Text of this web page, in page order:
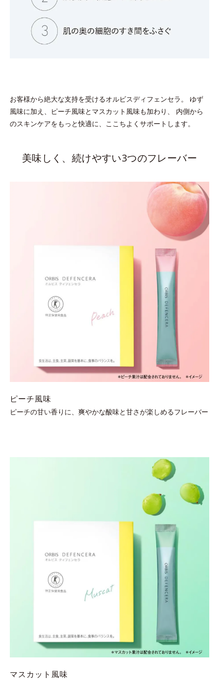
お客様から絶大な支持を受けるオルビスディフェンセラ。 ゆず
風味に加え、ピーチ風味とマスカット風味も加わり、 内側から
のスキンケアをもっと快適に、ここちよくサポートします。
美味しく、続けやすい3つのフレーバー
ピーチ風味
ピーチの甘い香りに、爽やかな酸味と甘さが楽しめるフレーバー
マスカット風味